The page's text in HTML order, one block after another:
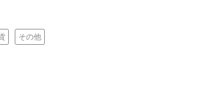
その他